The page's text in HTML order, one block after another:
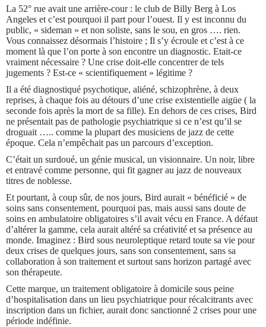
La 52° rue avait une arrière-cour : le club de Billy Berg à Los
Angeles et c’est pourquoi il part pour l’ouest. Il y est inconnu du
public, « sideman » et non soliste, sans le sou, en gros …. rien.
Vous connaissez désormais l’histoire ; Il s’y écroule et c’est à ce
moment là que l’on porte à son encontre un diagnostic. Etait-ce
vraiment nécessaire ? Une crise doit-elle concentrer de tels
jugements ? Est-ce « scientifiquement » légitime ?
Il a été diagnostiqué psychotique, aliéné, schizophrène, à deux
reprises, à chaque fois au détours d’une crise existentielle aigüe ( la
seconde fois après la mort de sa fille). En dehors de ces crises, Bird
ne présentait pas de pathologie psychiatrique si ce n’est qu’il se
droguait ….. comme la plupart des musiciens de jazz de cette
époque. Cela n’empêchait pas un parcours d’exception.
C’était un surdoué, un génie musical, un visionnaire. Un noir, libre
et entravé comme personne, qui fit gagner au jazz de nouveaux
titres de noblesse.
Et pourtant, à coup sûr, de nos jours, Bird aurait « bénéficié » de
soins sans consentement, pourquoi pas, mais aussi sans doute de
soins en ambulatoire obligatoires s’il avait vécu en France. A défaut
d’altérer la gamme, cela aurait altéré sa créativité et sa présence au
monde. Imaginez : Bird sous neuroleptique retard toute sa vie pour
deux crises de quelques jours, sans son consentement, sans sa
collaboration à son traitement et surtout sans horizon partagé avec
son thérapeute.
Cette marque, un traitement obligatoire à domicile sous peine
d’hospitalisation dans un lieu psychiatrique pour récalcitrants avec
inscription dans un fichier, aurait donc sanctionné 2 crises pour une
période indéfinie.